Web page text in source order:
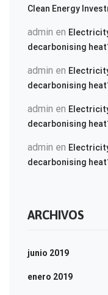
Clean Energy
admin en
decarbonising
admin en
decarbonising
admin en
decarbonising
admin en
decarbonising
ARCHIVOS
junio 2019
enero 2019